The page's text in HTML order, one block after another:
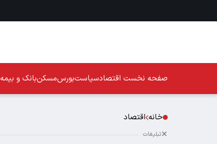
صفحه نخست اقتصادسیاستبورسمسکنبانک و بیمه
خانه اقتصاد
تبلیغات